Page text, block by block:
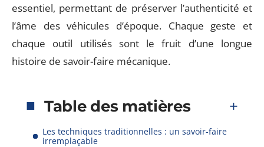
essentiel, permettant de préserver l’authenticité et
l’âme des véhicules d’époque. Chaque geste et
chaque outil utilisés sont le fruit d’une longue
histoire de savoir-faire mécanique.
Table des matières
Les techniques traditionnelles : un savoir-faire
irremplaçable